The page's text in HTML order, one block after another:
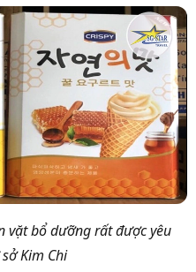
vặt bổ dưỡng rất được yêu
Kim Chi